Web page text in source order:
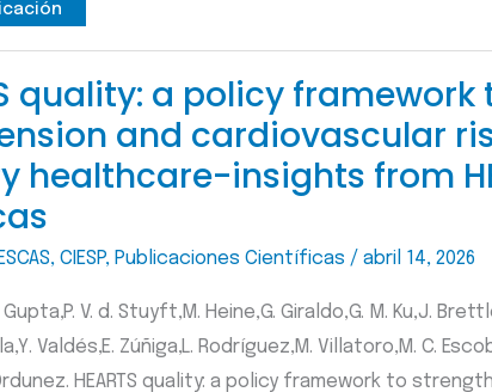
quality: a policy
and cardiovascular
healthcare-insights from
, CIESP, Publicaciones Científicas / abril 14, 2026
Gupta,P. V. d. Stuyft,M. Heine,G. Giraldo,G. M. Ku,J.
Valdés,E. Zúñiga,L. Rodríguez,M. Villatoro,M. C.
HEARTS quality: a policy framework to